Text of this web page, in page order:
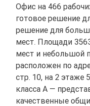
Офис на 466
готовое решение
решение для
мест. Площади
мест и небольшой
расположен по
стр. 10, на 2 этаже
класса A —
качественные